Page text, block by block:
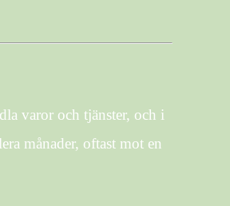
varor och tjänster, och i
månader, oftast mot en